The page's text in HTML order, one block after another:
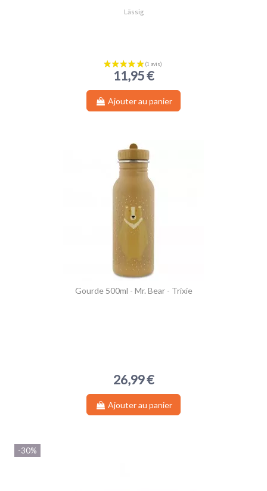
Lässig
11,95 €
Ajouter au panier
Gourde 500ml - Mr. Bear - Trixie
26,99 €
Ajouter au panier
-30%